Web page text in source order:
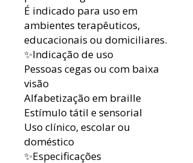
É indicado para uso em
ambientes terapêuticos,
educacionais ou domiciliares.
✨Indicação de uso
Pessoas cegas ou com baixa
visão
Alfabetização em braille
Estímulo tátil e sensorial
Uso clínico, escolar ou
doméstico
✨Especificações